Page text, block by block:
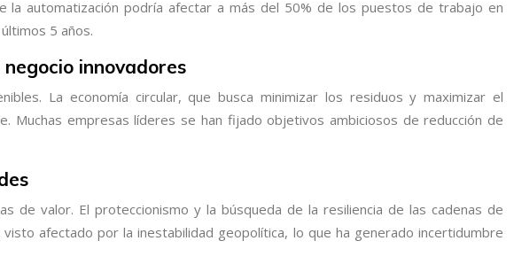
la automatización podría afectar a más del 50% de los puestos de trabajo en
5 años.
innovadores
La economía circular, que busca minimizar los residuos y maximizar el
empresas líderes se han fijado objetivos ambiciosos de reducción de
de valor. El proteccionismo y la búsqueda de la resiliencia de las cadenas de
afectado por la inestabilidad geopolítica, lo que ha generado incertidumbre